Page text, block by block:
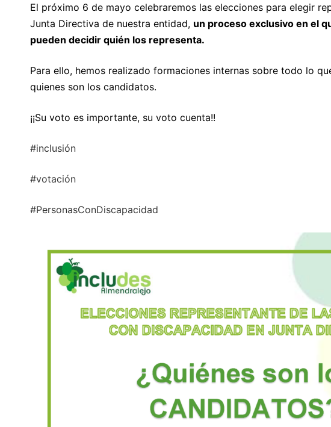
El próximo 6 de mayo celebraremos las elecciones para elegir
Junta Directiva de nuestra entidad, un proceso exclusivo en el
pueden decidir quién los representa.
Para ello, hemos realizado formaciones internas sobre todo lo
quienes son los candidatos.
¡¡Su voto es importante, su voto cuenta!!
#inclusión
#votación
#PersonasConDiscapacidad